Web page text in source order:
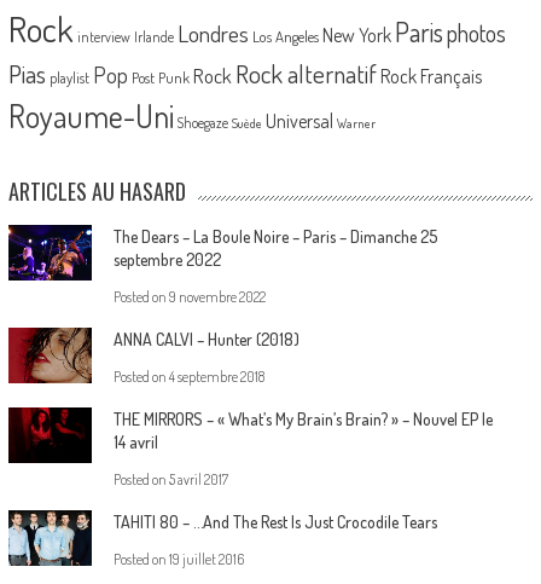
Rock interview Irlande Londres Los Angeles New York Parisphotos
Pias playlist Pop Post Punk Rock Rock alternatif Rock Français
Royaume-Uni Shoegaze Suède Universal Warner
ARTICLES AU HASARD
The Dears – La Boule Noire – Paris – Dimanche 25
septembre 2022
Posted on 9 novembre 2022
ANNA CALVI – Hunter (2018)
Posted on 4 septembre 2018
THE MIRRORS – « What’s My Brain’s Brain? » – Nouvel EP le
14 avril
Posted on 5 avril 2017
TAHITI 80 – …And The Rest Is Just Crocodile Tears
Posted on 19 juillet 2016